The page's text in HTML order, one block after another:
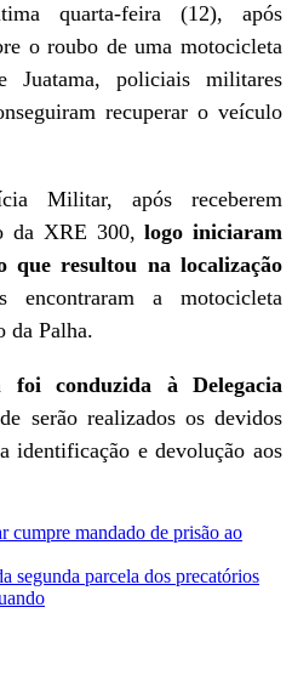
quarta-feira (12), após
o roubo de uma motocicleta
policiais militares
recuperar o veículo
Militar, após receberem
da XRE 300,logo iniciaram
que resultou na localização
a motocicleta
da Palha.
foi conduzida à Delegacia
serão realizados os devidos
identificação e devolução aos
cumpre mandado de prisão ao
segunda parcela dos precatórios